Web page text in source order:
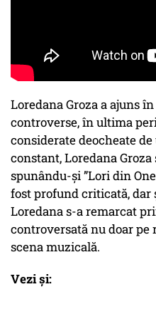
Loredana Groza a ajuns
controverse, în ultima
considerate deocheate
constant, Loredana
spunându-și ”Lori din
fost profund criticată, dar
Loredana s-a remarcat
controversată nu doar pe
scena muzicală.
Vezi și: